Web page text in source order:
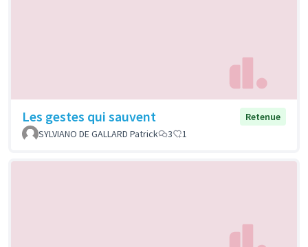
Les gestes qui sauvent
Retenue
SYLVIANO DE GALLARD Patrick
3 1